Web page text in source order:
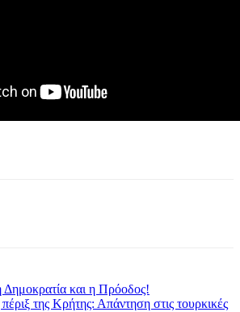
και η Πρόοδος!
της Κρήτης: Απάντηση στις τουρκικές